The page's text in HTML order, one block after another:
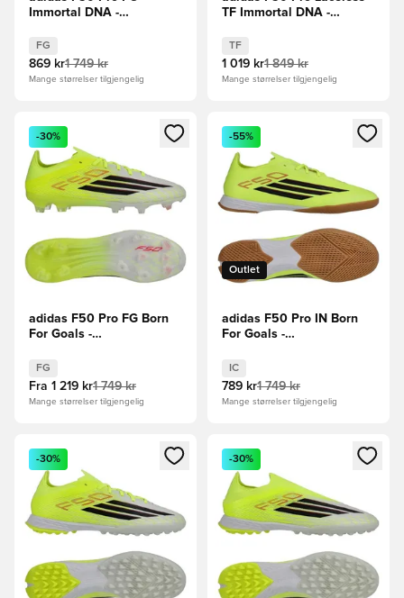
Immortal DNA -
FG
869 kr1 749 kr
Mange størrelser tilgjengelig
TF Immortal DNA -
TF
1 019 kr1 849 kr
Mange størrelser tilgjengelig
Åpner en Modal for å logge inn eller registrere deg som
-30%
adidas F50 Pro FG Born
For Goals -
FG
Fra 1 219 kr1 749 kr
Mange størrelser tilgjengelig
Åpner en Modal for å logge
Outlet
-55%
adidas F50 Pro IN Born
For Goals -
IC
789 kr1 749 kr
Mange størrelser tilgjengelig
Åpner en Modal for å logge inn eller registrere deg som
-30%
Åpner en Modal for å logge
-30%